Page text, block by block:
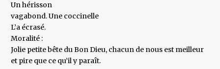
Un hérisson
vagabond. Une coccinelle
L’a écrasé.
Moralité :
Jolie petite bête du Bon Dieu, chacun de nous est meilleur
et pire que ce qu’il y paraît.